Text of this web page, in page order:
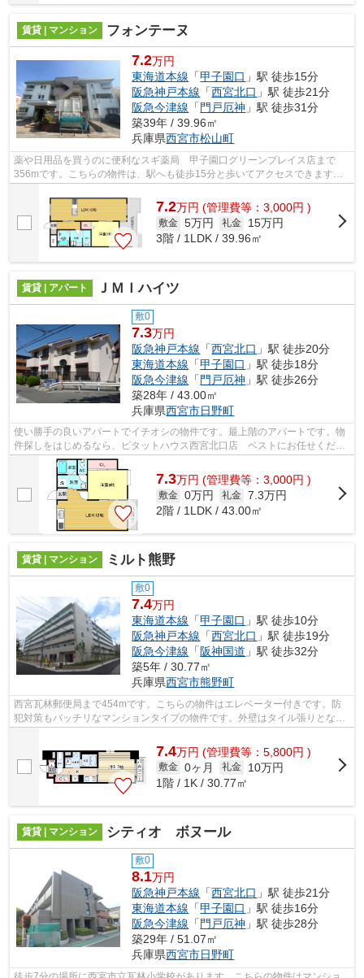
賃貸 | マンション フォンテーヌ
7.2万円
東海道本線 「甲子園口 」駅 徒歩15分
阪急神戸本線 「西宮北口 」駅 徒歩21分
阪急今津線 「 門戸厄神 」駅 徒歩31分
築39年 / 39.96㎡
兵庫県西宮市松山町
薬や日用品を買うのに便利なスギ薬局 甲子園口グリーンプレイス店まで
356mです。こちらの物件は、駅へも徒歩15分と歩いてアクセスできます。
こちらはマンションタイプになります。初...
7.2万円 (管理費等：3,000円 )
敷金 5万円 礼金
15万円
3階 / 1LDK / 39.96㎡
賃貸 | アパート ＪＭＩハイツ
敷0
7.3万円
阪急神戸本線 「西宮北口 」駅 徒歩20分
東海道本線 「甲子園口 」駅 徒歩18分
阪急今津線 「門戸厄神 」駅 徒歩26分
築28年 / 43.00㎡
兵庫県西宮市日野町
使い勝手の良いアパートでイチオシの物件です。最上階のアパートです。物
件探しをはじめるなら、ピタットハウス西宮北口店 ベストにお任せくださ
い。お客様のご希望の物件が見つかる...
7.3万円 (管理費等：3,000円 )
敷金 0万円 礼金 7.3万円
2階 / 1LDK / 43.00㎡
賃貸 | マンション ミルト熊野
敷0
7.4万円
東海道本線 「甲子園口 」駅 徒歩10分
阪急神戸本線 「西宮北口 」駅 徒歩19分
阪急今津線 「 阪神国道 」駅 徒歩32分
築5年 / 30.77㎡
兵庫県西宮市熊野町
西宮瓦林郵便局まで454mです。こちらの物件はエレベーター付きです。防
犯対策もバッチリなマンションタイプの物件です。外壁はタイル張りとなっ
7.4万円 (管理費等：5,800円 )
敷金 0ヶ月 礼金
10万円
1階 / 1K / 30.77㎡
賃貸 | マンション シティオ ボヌール
敷0
8.1万円
阪急神戸本線 「西宮北口 」駅 徒歩21分
東海道本線 「甲子園口 」駅 徒歩16分
阪急今津線 「 門戸厄神 」駅 徒歩28分
築29年 / 51.07㎡
兵庫県西宮市日野町